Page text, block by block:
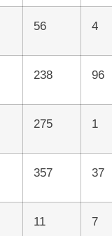
56 4
238 96
275 1
357 37
11 7